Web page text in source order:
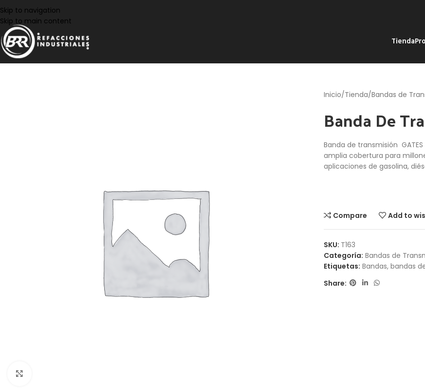
Skip to navigation
Skip to main content
Tienda
Inicio Tienda Bandas de
Banda De
Banda de transmisión
amplia cobertura para
aplicaciones de gasolina,
Compare Add to
SKU: T163
Categoría: Bandas de
Etiquetas: Bandas, bandas
Share: